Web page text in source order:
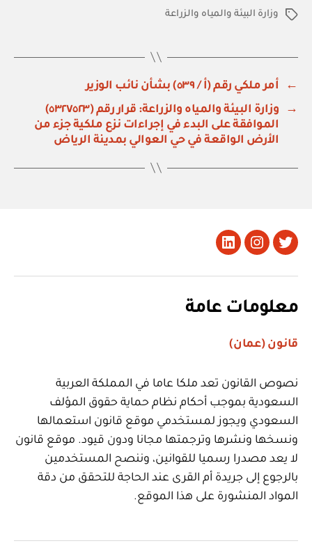
الوسوموزارة البيئة والمياه والزراعة
←
أمر ملكي رقم (أ / ٥٣٩) بشأن نائب الوزير
→
وزارة البيئة والمياه والزراعة: قرار رقم (٥٣٢٧٥٢٣)
الموافقة على البدء في إجراءات نزع ملكية جزء من
الأرض الواقعة في حي العوالي بمدينة الرياض
تويتر Instagram
LinkedIn
معلومات عامة
قانون (عمان)
نصوص القانون تعد ملكا عاما في المملكة العربية
السعودية بموجب أحكام نظام حماية حقوق المؤلف
السعودي ويجوز لمستخدمي موقع قانون استعمالها
ونسخها ونشرها وترجمتها مجانا ودون قيود. موقع قانون
لا يعد مصدرا رسميا للقوانين، وننصح المستخدمين
بالرجوع إلى جريدة أم القرى عند الحاجة للتحقق من دقة
المواد المنشورة على هذا الموقع.